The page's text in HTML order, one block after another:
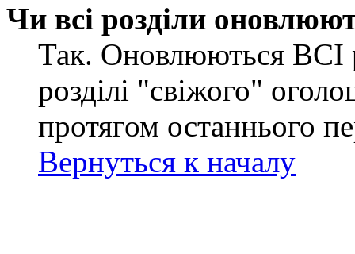
Чи всі розділи
Так. Оновлюються ВСІ
розділі "свіжого"
протягом останнього
Вернуться к началу